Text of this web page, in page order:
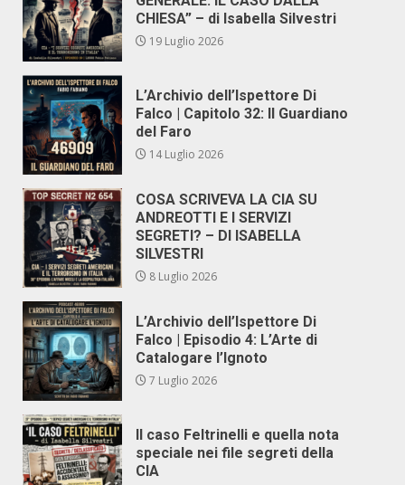
CHIESA” – di Isabella Silvestri
19 Luglio 2026
L’Archivio dell’Ispettore Di
Falco | Capitolo 32: Il Guardiano
del Faro
14 Luglio 2026
COSA SCRIVEVA LA CIA SU
ANDREOTTI E I SERVIZI
SEGRETI? – DI ISABELLA
SILVESTRI
8 Luglio 2026
L’Archivio dell’Ispettore Di
Falco | Episodio 4: L’Arte di
Catalogare l’Ignoto
7 Luglio 2026
Il caso Feltrinelli e quella nota
speciale nei file segreti della
CIA